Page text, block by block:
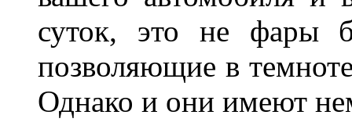
суток, это не фары
позволяющие в
Однако и они имеют